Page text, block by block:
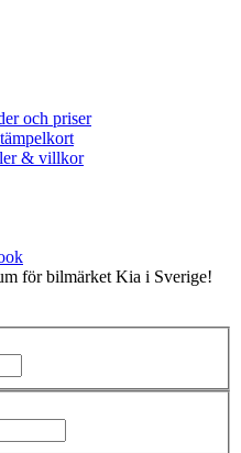
och priser
& villkor
för bilmärket Kia i Sverige!